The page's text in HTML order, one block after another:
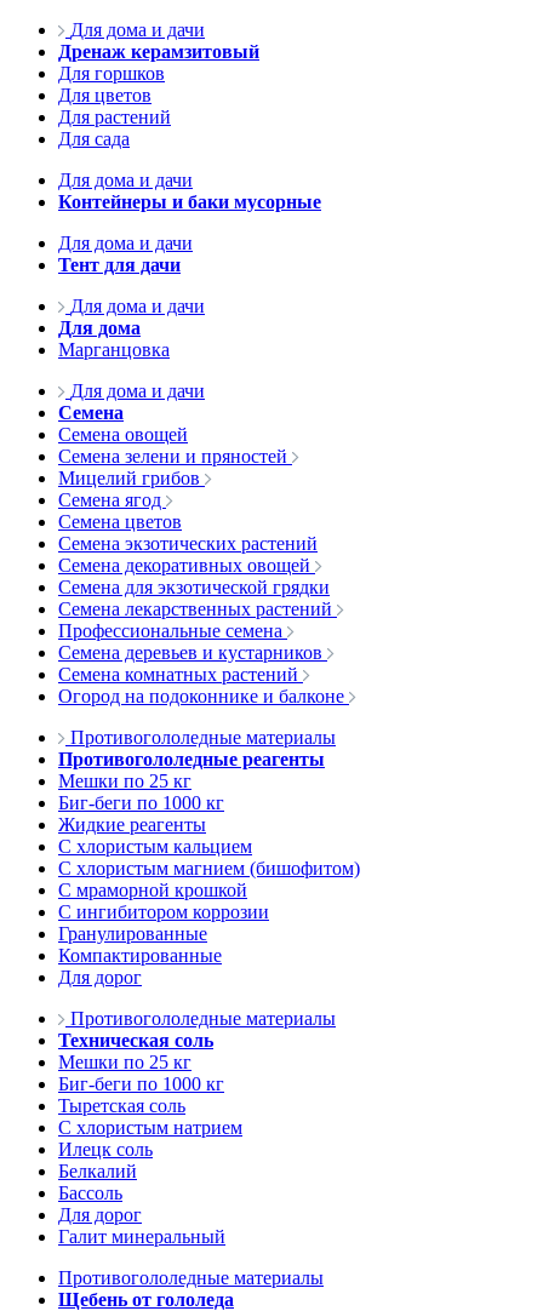
Для дома и дачи
Дренаж керамзитовый
Для горшков
Для цветов
Для растений
Для сада
Для дома и дачи
Контейнеры и баки мусорные
Для дома и дачи
Тент для дачи
Для дома и дачи
Для дома
Марганцовка
Для дома и дачи
Семена
Семена овощей
Семена зелени и пряностей
Мицелий грибов
Семена ягод
Семена цветов
Семена экзотических растений
Семена декоративных овощей
Семена для экзотической грядки
Семена лекарственных растений
Профессиональные семена
Семена деревьев и кустарников
Семена комнатных растений
Огород на подоконнике и балконе
Противогололедные материалы
Противогололедные реагенты
Мешки по 25 кг
Биг-беги по 1000 кг
Жидкие реагенты
С хлористым кальцием
С хлористым магнием (бишофитом)
С мраморной крошкой
С ингибитором коррозии
Гранулированные
Компактированные
Для дорог
Противогололедные материалы
Техническая соль
Мешки по 25 кг
Биг-беги по 1000 кг
Тыретская соль
С хлористым натрием
Илецк соль
Белкалий
Бассоль
Для дорог
Галит минеральный
Противогололедные материалы
Щебень от гололеда